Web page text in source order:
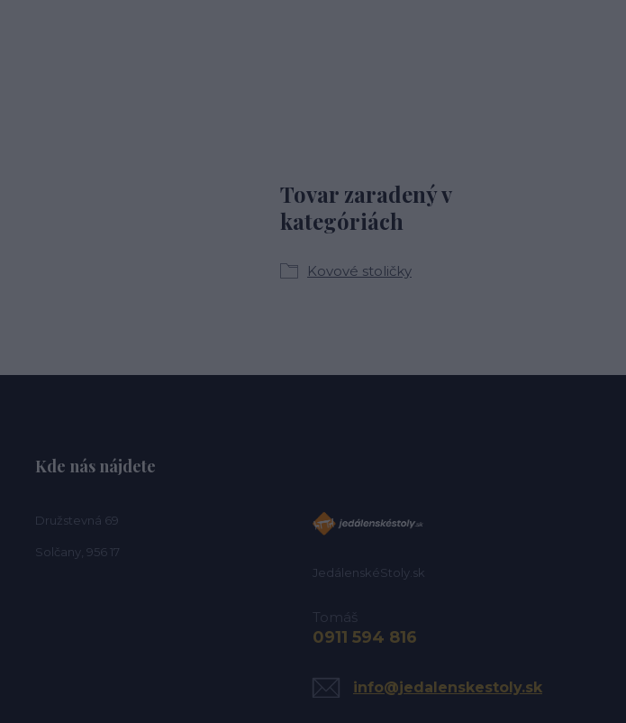
Tovar zaradený v
kategóriách
Kovové stoličky
Kde nás nájdete
Družstevná 69
Solčany, 956 17
JedálenskéStoly.sk
Tomáš
0911 594 816
info@jedalenskestoly.sk